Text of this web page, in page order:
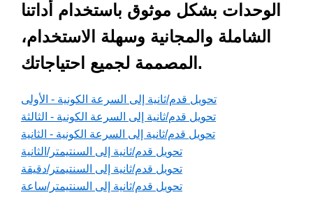
الوحدات بشكل موثوق باستخدام أداتنا
الشاملة والمجانية وسهلة الاستخدام،
المصممة لجميع احتياجاتك.
تحويل قدم/ثانية إلى السرعة الكونية - الأولى
تحويل قدم/ثانية إلى السرعة الكونية - الثالثة
تحويل قدم/ثانية إلى السرعة الكونية - الثانية
تحويل قدم/ثانية إلى السنتيمتر/الثانية
تحويل قدم/ثانية إلى السنتيمتر/دقيقة
تحويل قدم/ثانية إلى السنتيمتر/ساعة